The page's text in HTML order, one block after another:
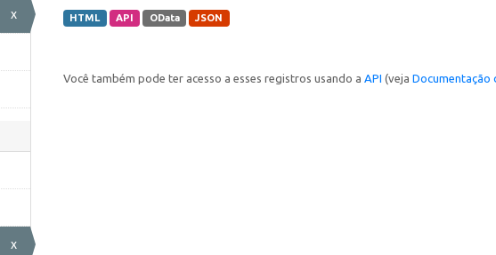
x
x
HTML API OData JSON
Você também pode ter acesso a esses registros usando a API (veja Documentação